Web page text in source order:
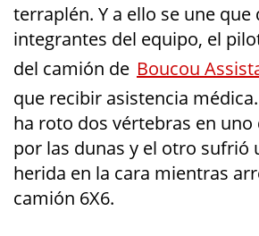
terraplén. Y a ello se une que
integrantes del equipo, el
del camión de Boucou
que recibir asistencia
ha roto dos vértebras en uno
por las dunas y el otro sufrió
herida en la cara mientras
camión 6X6.